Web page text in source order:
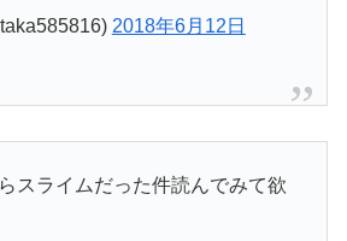
2018年6月12日
スライムだった件読んでみて欲